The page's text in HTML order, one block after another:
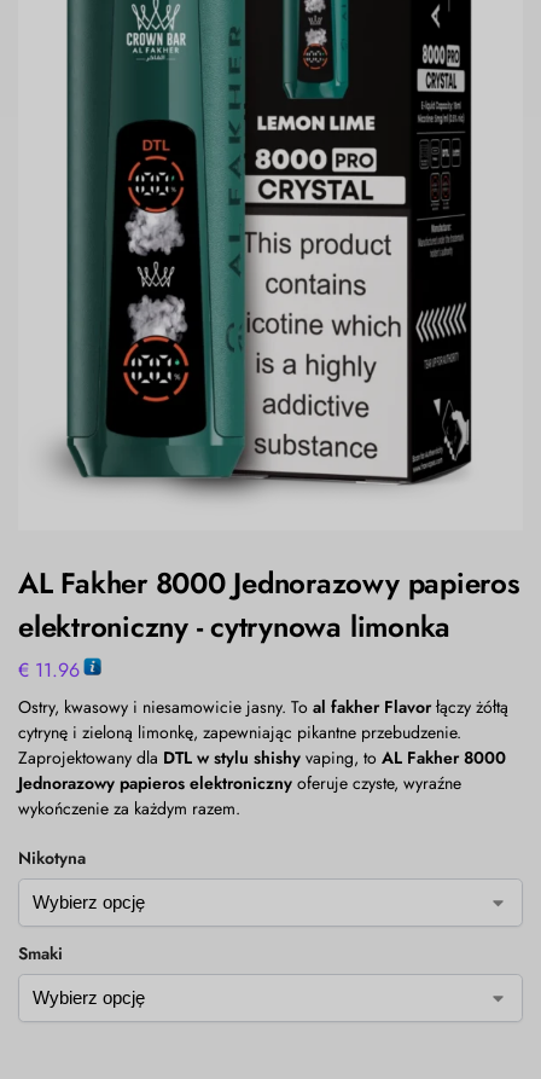
AL Fakher 8000 Jednorazowy papieros
elektroniczny - cytrynowa limonka
€ 11.96
Ostry, kwasowy i niesamowicie jasny. To al fakher Flavor łączy żółtą
cytrynę i zieloną limonkę, zapewniając pikantne przebudzenie.
Zaprojektowany dla DTL w stylu shishy vaping, to AL Fakher 8000
Jednorazowy papieros elektroniczny oferuje czyste, wyraźne
wykończenie za każdym razem.
Nikotyna
Smaki